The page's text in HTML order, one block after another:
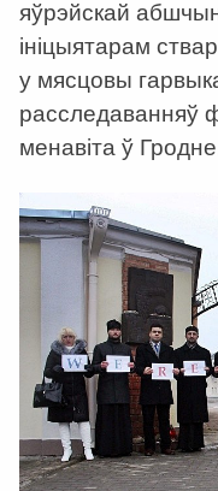
яўрэйскай
ініцыятарам
у мясцовы
расследаванняў
менавіта ў